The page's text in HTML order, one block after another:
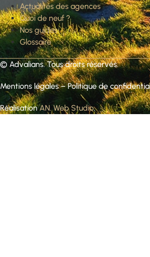
Actualités des agences
Quoi de neuf ?
Nos guides
Glossaire
© Advalians. Tous droits réservés.
Mentions légales–Politique de
RéalisationAN. Web Studio.